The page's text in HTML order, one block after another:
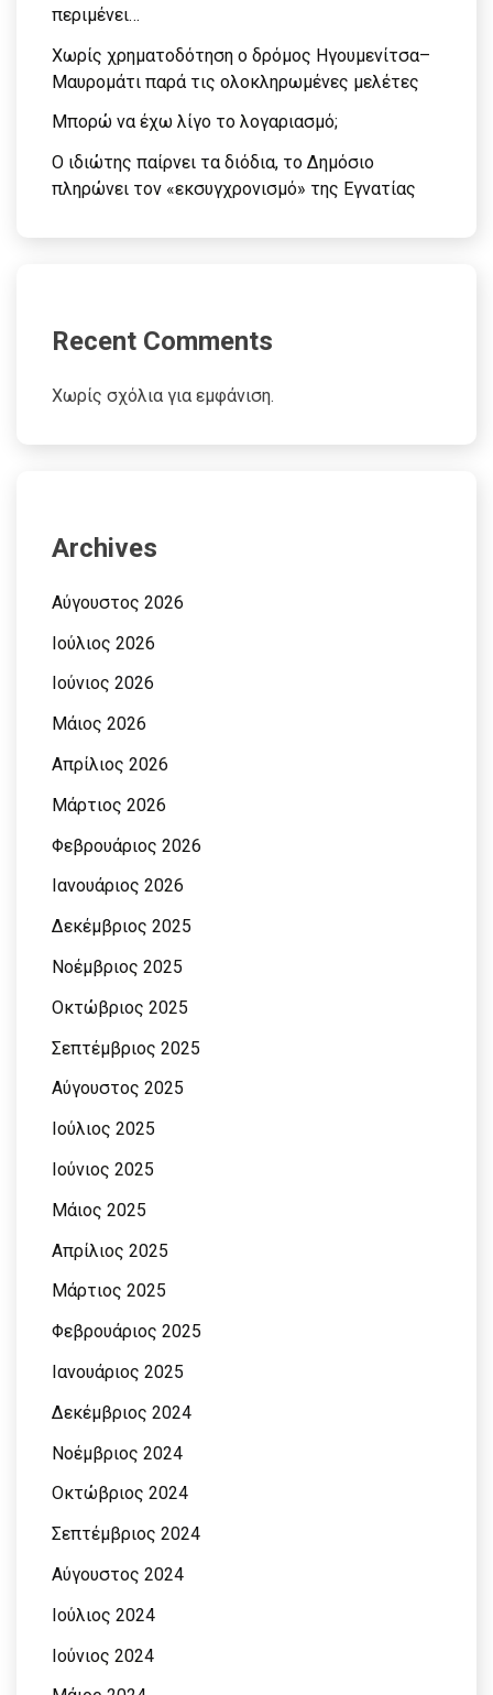
περιμένει…
Χωρίς χρηματοδότηση ο δρόμος Ηγουμενίτσα–
Μαυρομάτι παρά τις ολοκληρωμένες μελέτες
Μπορώ να έχω λίγο το λογαριασμό;
Ο ιδιώτης παίρνει τα διόδια, το Δημόσιο
πληρώνει τον «εκσυγχρονισμό» της Εγνατίας
Recent Comments
Χωρίς σχόλια για εμφάνιση.
Archives
Αύγουστος 2026
Ιούλιος 2026
Ιούνιος 2026
Μάιος 2026
Απρίλιος 2026
Μάρτιος 2026
Φεβρουάριος 2026
Ιανουάριος 2026
Δεκέμβριος 2025
Νοέμβριος 2025
Οκτώβριος 2025
Σεπτέμβριος 2025
Αύγουστος 2025
Ιούλιος 2025
Ιούνιος 2025
Μάιος 2025
Απρίλιος 2025
Μάρτιος 2025
Φεβρουάριος 2025
Ιανουάριος 2025
Δεκέμβριος 2024
Νοέμβριος 2024
Οκτώβριος 2024
Σεπτέμβριος 2024
Αύγουστος 2024
Ιούλιος 2024
Ιούνιος 2024